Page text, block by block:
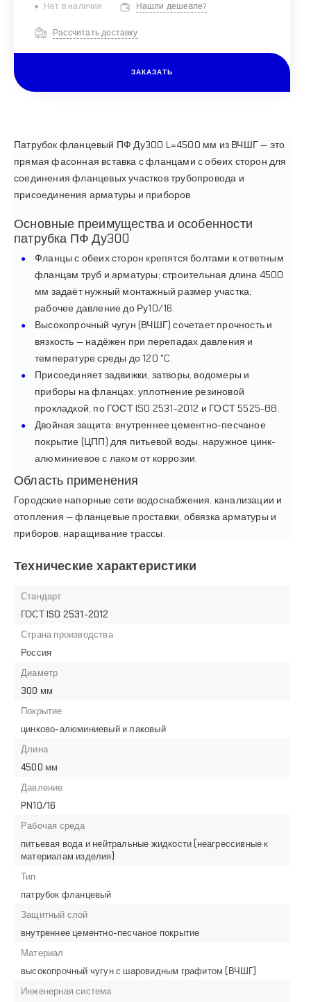
Нет в наличии Нашли дешевле?
Рассчитать доставку
ЗАКАЗАТЬ
Патрубок фланцевый ПФ Ду300 L=4500 мм из ВЧШГ — это
прямая фасонная вставка с фланцами с обеих сторон для
соединения фланцевых участков трубопровода и
присоединения арматуры и приборов.
Основные преимущества и особенности
патрубка ПФ Ду300
Фланцы с обеих сторон крепятся болтами к ответным
фланцам труб и арматуры; строительная длина 4500
мм задаёт нужный монтажный размер участка;
рабочее давление до Ру10/16.
Высокопрочный чугун (ВЧШГ) сочетает прочность и
вязкость — надёжен при перепадах давления и
температуре среды до 120 °C.
Присоединяет задвижки, затворы, водомеры и
приборы на фланцах; уплотнение резиновой
прокладкой, по ГОСТ ISO 2531-2012 и ГОСТ 5525-88.
Двойная защита: внутреннее цементно-песчаное
покрытие (ЦПП) для питьевой воды, наружное цинк-
алюминиевое с лаком от коррозии.
Область применения
Городские напорные сети водоснабжения, канализации и
отопления — фланцевые проставки, обвязка арматуры и
приборов, наращивание трассы.
Технические характеристики
Стандарт
ГОСТ ISO 2531-2012
Страна производства
Россия
Диаметр
300 мм
Покрытие
цинково-алюминиевый и лаковый
Длина
4500 мм
Давление
PN10/16
Рабочая среда
питьевая вода и нейтральные жидкости (неагрессивные к
материалам изделия)
Тип
патрубок фланцевый
Защитный слой
внутреннее цементно-песчаное покрытие
Материал
высокопрочный чугун с шаровидным графитом (ВЧШГ)
Инженерная система